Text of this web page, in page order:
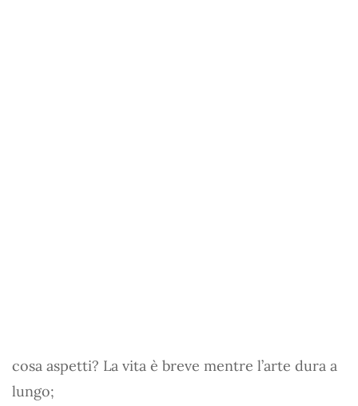
cosa aspetti? La vita è breve mentre l’arte dura a
lungo;